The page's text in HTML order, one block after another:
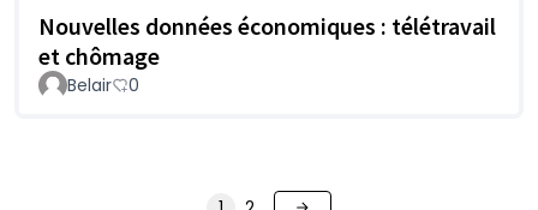
Nouvelles données économiques : télétravail
et chômage
Belair 0